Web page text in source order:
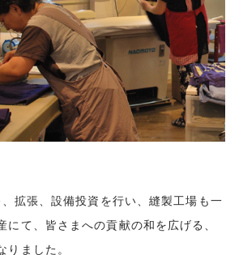
拡張、設備投資を行い、縫製工場も一
にて、皆さまへの貢献の和を広げる、
りました。